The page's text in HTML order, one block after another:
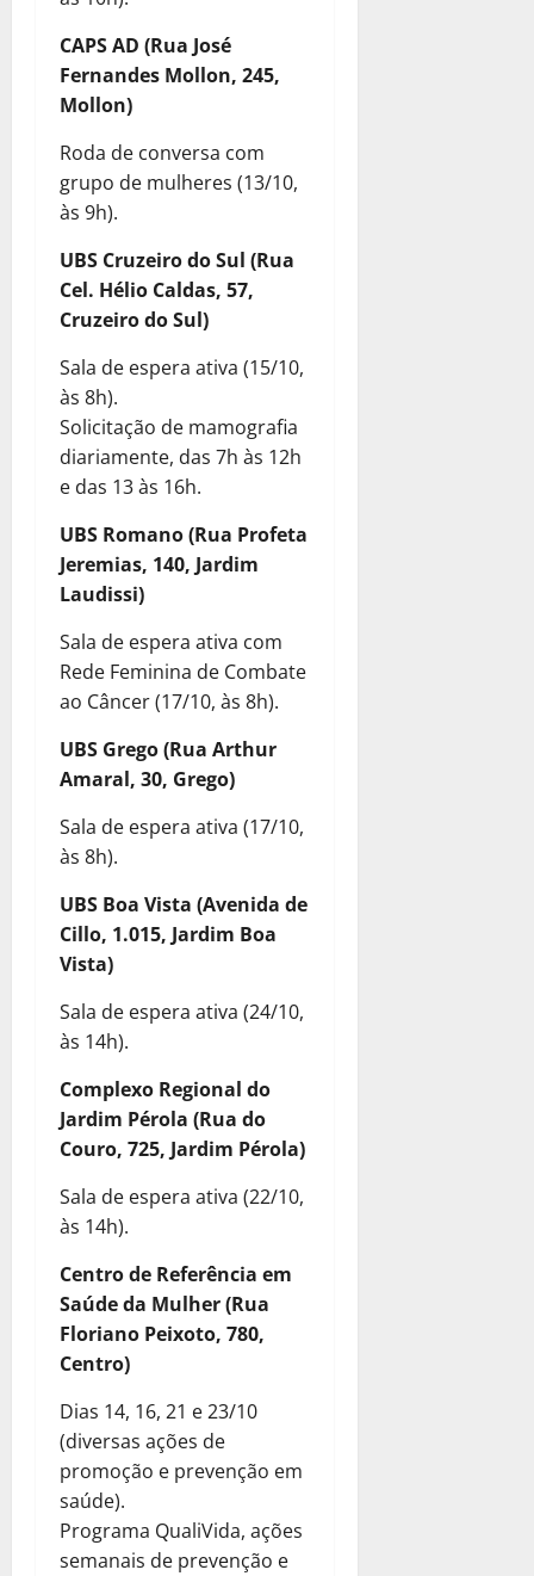
CAPS AD (Rua José
Fernandes Mollon, 245,
Mollon)
Roda de conversa com
grupo de mulheres (13/10,
às 9h).
UBS Cruzeiro do Sul (Rua
Cel. Hélio Caldas, 57,
Cruzeiro do Sul)
Sala de espera ativa (15/10,
às 8h).
Solicitação de mamografia
diariamente, das 7h às 12h
e das 13 às 16h.
UBS Romano (Rua Profeta
Jeremias, 140, Jardim
Laudissi)
Sala de espera ativa com
Rede Feminina de Combate
ao Câncer (17/10, às 8h).
UBS Grego (Rua Arthur
Amaral, 30, Grego)
Sala de espera ativa (17/10,
às 8h).
UBS Boa Vista (Avenida de
Cillo, 1.015, Jardim Boa
Vista)
Sala de espera ativa (24/10,
às 14h).
Complexo Regional do
Jardim Pérola (Rua do
Couro, 725, Jardim Pérola)
Sala de espera ativa (22/10,
às 14h).
Centro de Referência em
Saúde da Mulher (Rua
Floriano Peixoto, 780,
Centro)
Dias 14, 16, 21 e 23/10
(diversas ações de
promoção e prevenção em
saúde).
Programa QualiVida, ações
semanais de prevenção e